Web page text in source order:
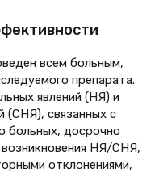
всем больным,
препарата.
явлений (НЯ) и
(СНЯ), связанных с
больных, досрочно
НЯ/СНЯ,
отклонениями,